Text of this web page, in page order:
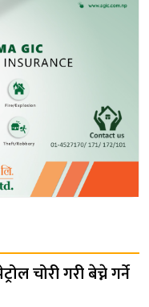
चोरी गरी बेच्ने गर्ने